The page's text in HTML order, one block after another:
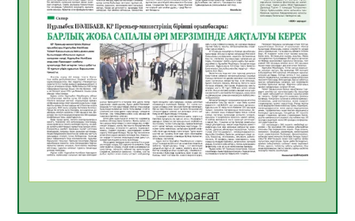
Ел игілігі үшін еңбек етіп жүрген
құрылысшыларға құрмет көрсетті
08.08.2026
20
ҚЫЗЫЛОРДАДА «ЖАСЫЛ ЕЛ» ЕҢБЕК
ЖАСАҚТАРЫНЫҢ ҚАТЫСУЫМЕН
ЭКОЛОГИЯЛЫҚ СЕНБІЛІК ӨТТІ
08.08.2026
21
PDF мұрағат